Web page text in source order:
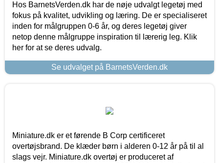
Hos BarnetsVerden.dk har de nøje udvalgt legetøj med
fokus på kvalitet, udvikling og læring. De er specialiseret
inden for målgruppen 0-6 år, og deres legetøj giver
netop denne målgruppe inspiration til lærerig leg. Klik
her for at se deres udvalg.
Se udvalget på BarnetsVerden.dk
Miniature.dk er et førende B Corp certificeret
overtøjsbrand. De klæder børn i alderen 0-12 år på til al
slags vejr. Miniature.dk overtøj er produceret af